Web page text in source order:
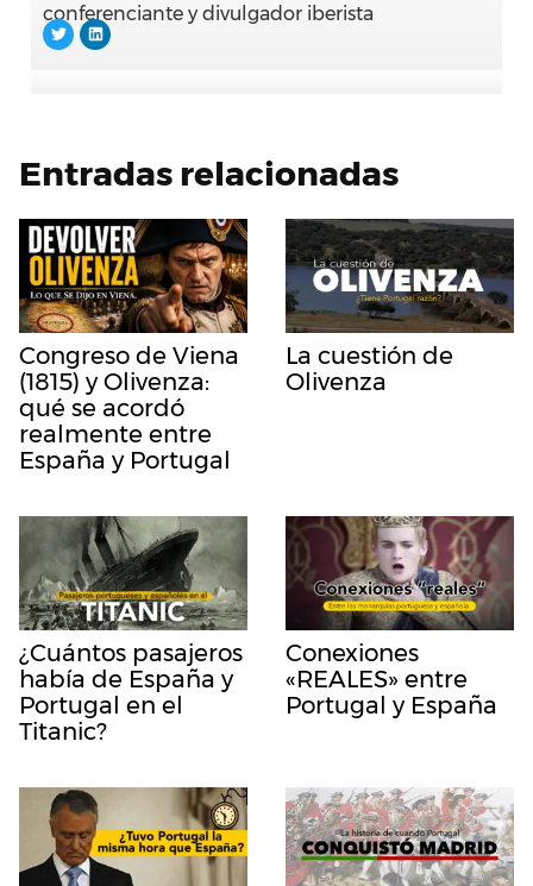
conferenciante y divulgador iberista
Entradas relacionadas
Congreso de Viena
(1815) y Olivenza:
qué se acordó
realmente entre
España y Portugal
La cuestión de
Olivenza
¿Cuántos pasajeros
había de España y
Portugal en el
Titanic?
Conexiones
«REALES» entre
Portugal y España